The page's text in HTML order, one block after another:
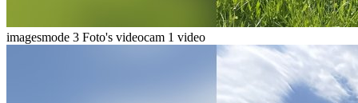
imagesmode 3 Foto's videocam 1 video